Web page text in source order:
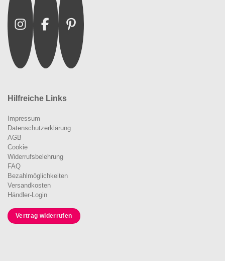
Hilfreiche Links
Impressum
Datenschutzerklärung
AGB
Cookie
Widerrufsbelehrung
FAQ
Bezahlmöglichkeiten
Versandkosten
Händler-Login
Vertrag widerrufen